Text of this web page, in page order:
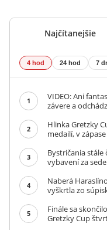
Najčítanejšie
4 hod 24 hod 7
1
VIDEO: Ani
závere a
2
Hlinka Gretzky
medailí, v
3
Bystričania stále
vybavení za
4
Naberá
vyškrtla zo
5
Finále sa
Gretzky Cup